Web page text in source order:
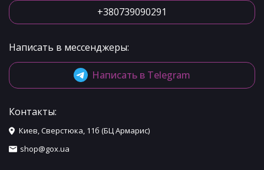
+380739090291
Написать в мессенджеры:
Написать в Telegram
Контакты:
Киев, Сверстюка, 11б (БЦ Армарис)
shop@gox.ua